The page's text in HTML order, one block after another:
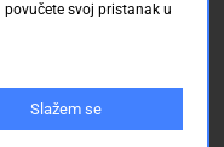
svoj pristanak u
Slažem se